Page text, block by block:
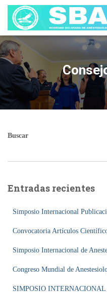
Buscar
Entradas recientes
Simposio Internacional
Convocatoria Artículos
Simposio Internacional de
Congreso Mundial de
SIMPOSIO